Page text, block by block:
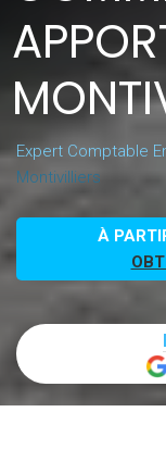
Expert Comptable
Montivilliers
À